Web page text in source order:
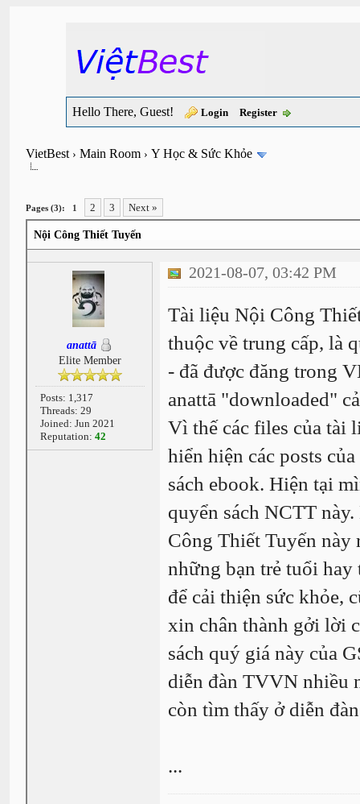
Hello There, Guest! Login Register
VietBest›Main Room › Y Học & Sức Khỏe
Pages (3): 1 2 3 Next »
Nội Công Thiết Tuyến
anattā
Elite Member
Posts: 1,317
Threads: 29
Joined: Jun 2021
Reputation: 42
2021-08-07, 03:42 PM
Tài liệu Nội Công
thuộc về trung cấp, là
- đã được đăng trong
anattā "downloaded"
Vì thế các files của tài
hiển hiện các posts
sách ebook. Hiện tại
quyển sách NCTT
Công Thiết Tuyến này
những bạn trẻ tuổi
để cải thiện sức khỏe,
xin chân thành gởi lời
sách quý giá này của
diễn đàn TVVN nhiều
còn tìm thấy ở diễn
...